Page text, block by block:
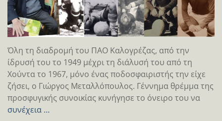
Όλη τη διαδρομή του ΠΑΟ Καλογρέζας, από την
ίδρυσή του το 1949 μέχρι τη διάλυσή του από τη
Χούντα το 1967, μόνο ένας ποδοσφαιριστής την είχε
ζήσει, ο Γιώργος Μεταλλόπουλος. Γέννημα θρέμμα της
προσφυγικής συνοικίας κυνήγησε το όνειρο του να
συνέχεια …